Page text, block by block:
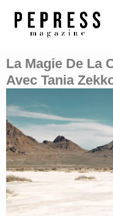
contenu
La Magie De La
Avec Tania